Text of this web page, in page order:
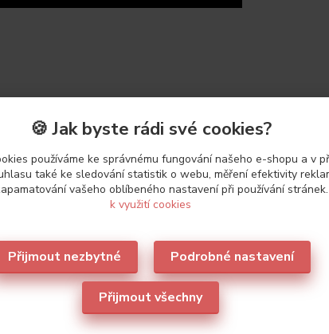
Lormar
2
🍪 Jak byste rádi své cookies?
používáme ke správnému fungování našeho e-shopu a v
také ke sledování statistik o webu, měření efektivity
vašeho oblíbeného nastavení při používání stránek.
k využití cookies
Přijmout nezbytné Podrobné nastavení
Přijmout všechny